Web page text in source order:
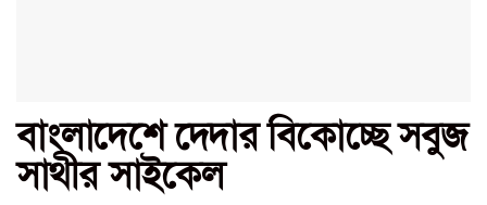
বাংলাদেশে দেদার বিকোচ্ছে সবুজ
সাথীর সাইকেল